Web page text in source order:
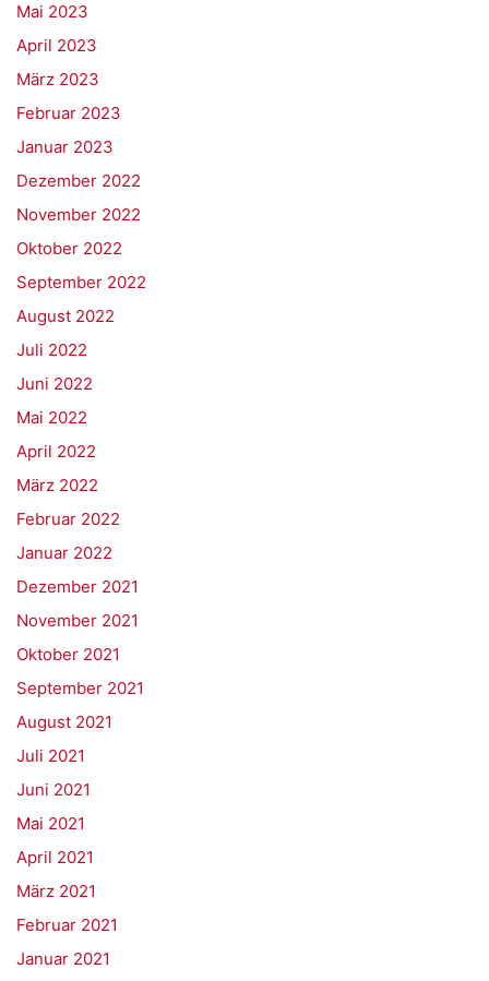
Mai 2023
April 2023
März 2023
Februar 2023
Januar 2023
Dezember 2022
November 2022
Oktober 2022
September 2022
August 2022
Juli 2022
Juni 2022
Mai 2022
April 2022
März 2022
Februar 2022
Januar 2022
Dezember 2021
November 2021
Oktober 2021
September 2021
August 2021
Juli 2021
Juni 2021
Mai 2021
April 2021
März 2021
Februar 2021
Januar 2021